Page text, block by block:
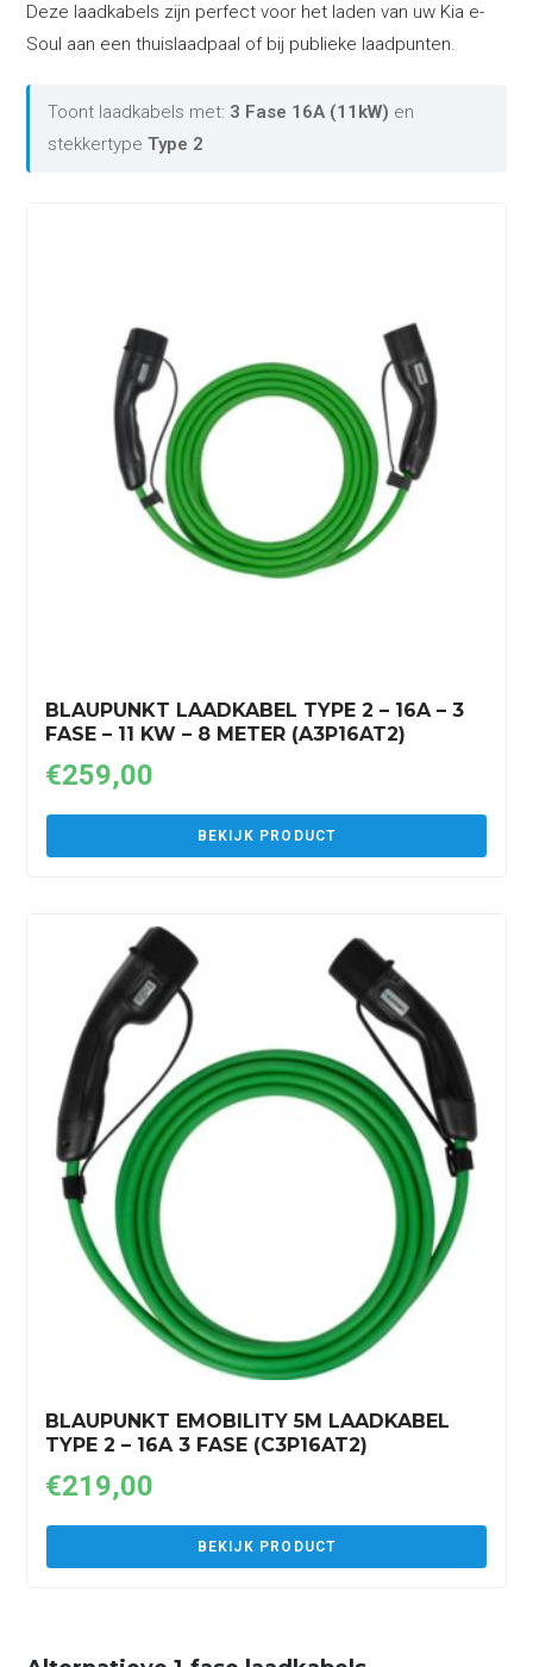
Deze laadkabels zijn perfect voor het laden van uw Kia e-
Soul aan een thuislaadpaal of bij publieke laadpunten.
Toont laadkabels met: 3 Fase 16A (11kW) en
stekkertypeType 2
BLAUPUNKT LAADKABEL TYPE 2 – 16A – 3
FASE – 11 KW – 8 METER (A3P16AT2)
€259,00
BEKIJK PRODUCT
BLAUPUNKT EMOBILITY 5M LAADKABEL
TYPE 2 – 16A 3 FASE (C3P16AT2)
€219,00
BEKIJK PRODUCT